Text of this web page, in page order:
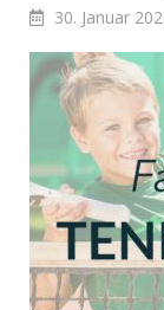
30. Januar